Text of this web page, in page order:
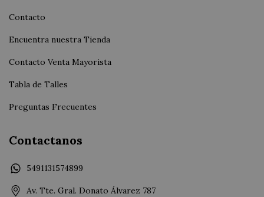
Contacto
Encuentra nuestra Tienda
Contacto Venta Mayorista
Tabla de Talles
Preguntas Frecuentes
Contactanos
5491131574899
Av. Tte. Gral. Donato Álvarez 787